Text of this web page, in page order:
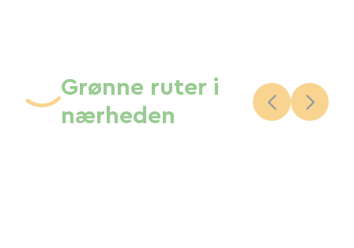
Grønne ruter i
nærheden